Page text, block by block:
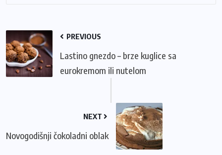
PREVIOUS
Lastino gnezdo – brze kuglice sa
eurokremom ili nutelom
NEXT
Novogodišnji čokoladni oblak